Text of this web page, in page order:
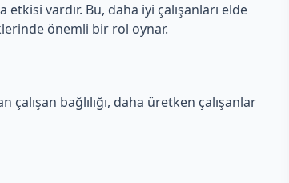
vardır. Bu, daha iyi çalışanları elde
önemli bir rol oynar.
bağlılığı, daha üretken çalışanlar